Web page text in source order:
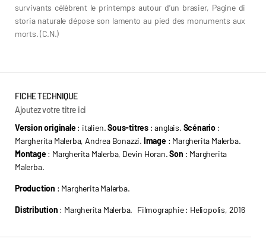
survivants célèbrent le printemps autour d’un brasier, Pagine di
storia naturale dépose son lamento au pied des monuments aux
morts. (C.N.)
FICHE TECHNIQUE
Ajoutez votre titre ici
Version originale: italien.Sous-titres : anglais. Scénario :
Margherita Malerba, Andrea Bonazzi. Image: Margherita Malerba.
Montage: Margherita Malerba, Devin Horan.Son : Margherita
Malerba.
Production : Margherita Malerba.
Distribution : Margherita Malerba. Filmographie : Heliopolis, 2016